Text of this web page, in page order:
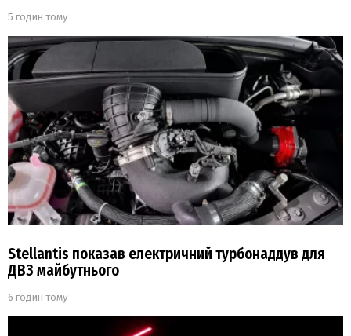
5 годин тому
Stellantis показав електричний турбонаддув для
ДВЗ майбутнього
6 годин тому